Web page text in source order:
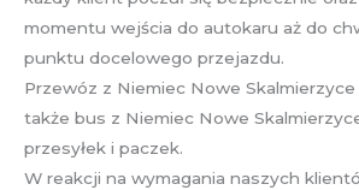
momentu wejścia do autokaru aż do
punktu docelowego przejazdu.
Przewóz z Niemiec Nowe
także bus z Niemiec Nowe
przesyłek i paczek.
W reakcji na wymagania naszych